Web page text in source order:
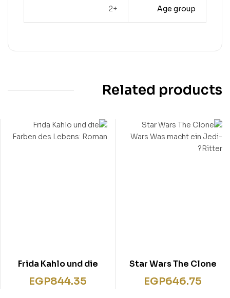
Age group
+2
Related products
Star Wars The Clone
Wars Was macht ein
EGP646.75
Frida Kahlo und die
Farben des Lebens:
EGP844.35